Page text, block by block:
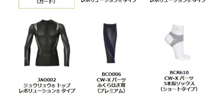
ニュース 最新のお知らせ
ユーザーボイス 愛用者の声
SIZE CHART